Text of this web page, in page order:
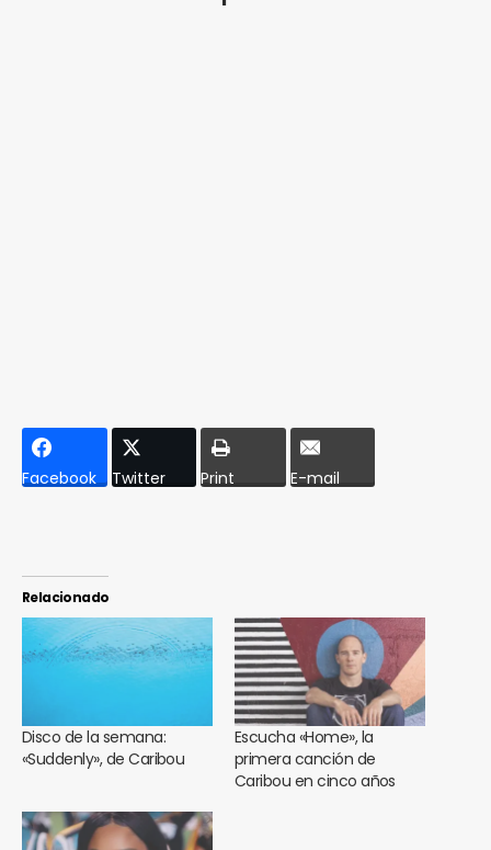
Facebook Twitter Print E-mail
Relacionado
Disco de la semana:
«Suddenly», de Caribou
Escucha «Home», la
primera canción de
Caribou en cinco años